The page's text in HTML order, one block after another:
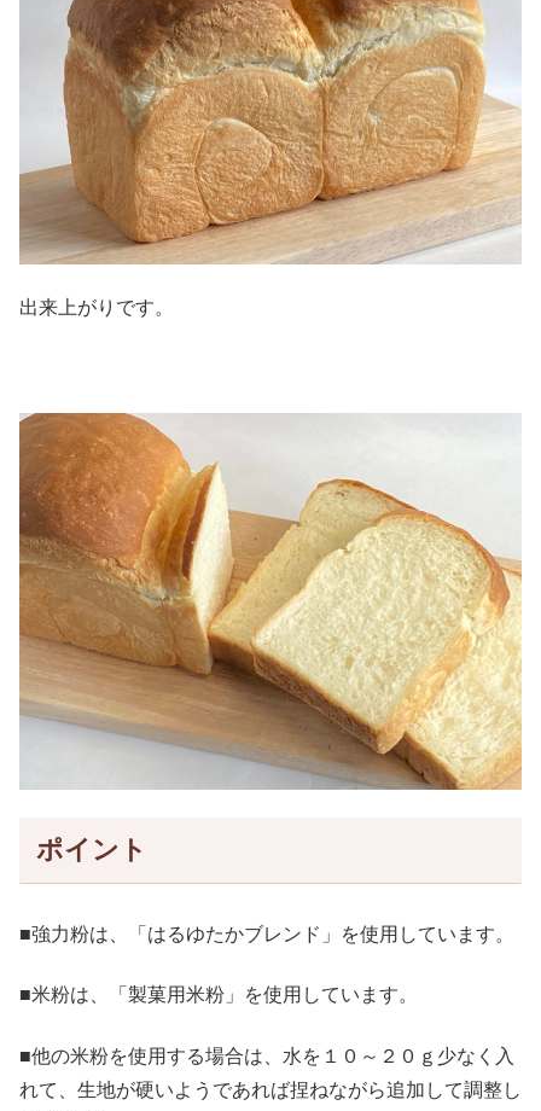
出来上がりです。
ポイント
■強力粉は、「はるゆたかブレンド」を使用しています。
■米粉は、「製菓用米粉」を使用しています。
■他の米粉を使用する場合は、水を１０～２０ｇ少なく入
れて、生地が硬いようであれば捏ねながら追加して調整し